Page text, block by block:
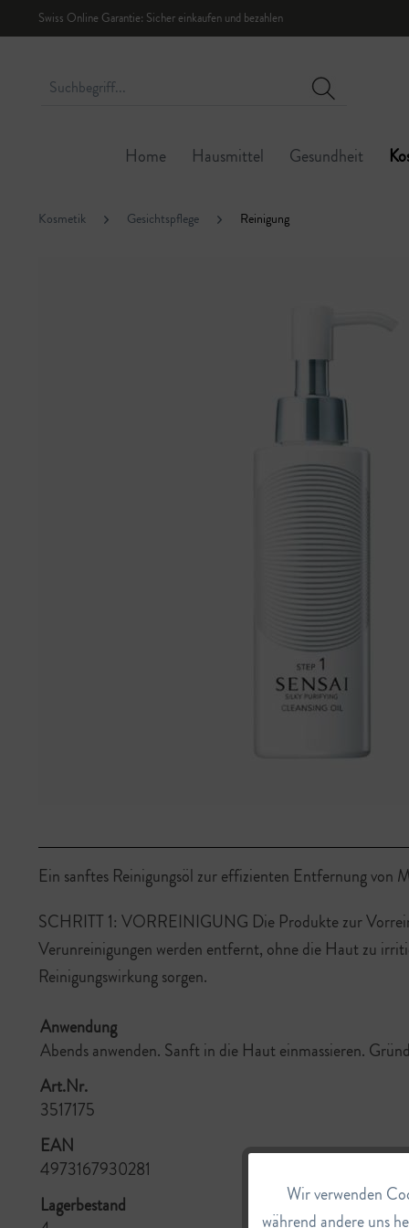
Swiss Online Garantie: Sicher einkaufen und bezahlen
Home Hausmittel Gesundheit
Kosmetik Gesichtspflege Reinigung
Ein sanftes Reinigungsöl zur effizienten Entfernung von
SCHRITT 1: VORREINIGUNG Die Produkte zur
Verunreinigungen werden entfernt, ohne die Haut zu
Reinigungswirkung sorgen.
Anwendung
Abends anwenden. Sanft in die Haut einmassieren.
Art.Nr.
3517175
EAN
4973167930281
Lagerbestand
Funktionale
Wir verwenden
während andere uns